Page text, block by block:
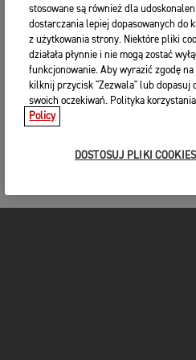
stosowane są również dla
dostarczania lepiej dopasowanych do
z użytkowania strony. Niektóre pliki
działała płynnie i nie mogą zostać
funkcjonowanie. Aby wyrazić zgodę
kilknij przycisk "Zezwala" lub dopasuj
swoich oczekiwań. Polityka
Policy
DOSTOSUJ PLIKI COOKIES